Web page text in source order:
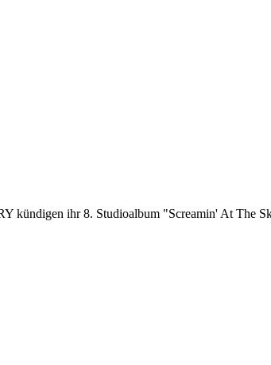
kündigen ihr 8. Studioalbum "Screamin' At The